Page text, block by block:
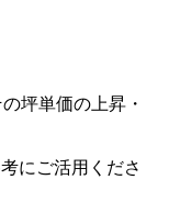
坪単価の上昇・
にご活用くださ